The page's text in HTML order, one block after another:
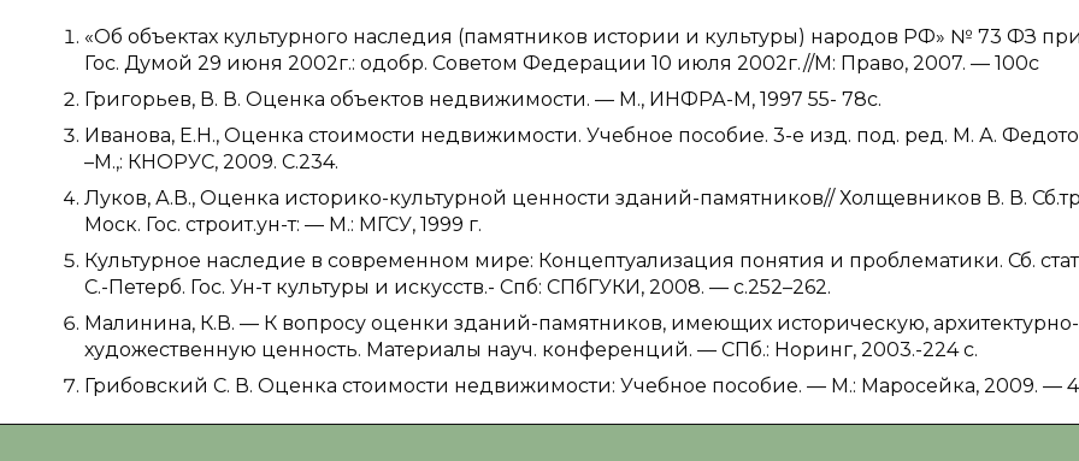
«Об объектах культурного наследия (памятников истории и культуры) народов РФ» № 73 ФЗ
Гос. Думой 29 июня 2002г.: одобр. Советом Федерации 10 июля 2002г.//М: Право, 2007. — 100с
Григорьев, В. В. Оценка объектов недвижимости. — М., ИНФРА-М, 1997 55- 78с.
Иванова, Е.Н., Оценка стоимости недвижимости. Учебное пособие. 3-е изд. под. ред. М. А.
–М.,: КНОРУС, 2009. С.234.
Луков, А.В., Оценка историко-культурной ценности зданий-памятников// Холщевников В. В.
Моск. Гос. строит.ун-т: — М.: МГСУ, 1999 г.
Культурное наследие в современном мире: Концептуализация понятия и проблематики. Сб.
С.-Петерб. Гос. Ун-т культуры и искусств.- Спб: СПбГУКИ, 2008. — с.252–262.
Малинина, К.В. — К вопросу оценки зданий-памятников, имеющих историческую, архитектурно-
художественную ценность. Материалы науч. конференций. — СПб.: Норинг, 2003.-224 с.
Грибовский С. В. Оценка стоимости недвижимости: Учебное пособие. — М.: Маросейка, 2009. —